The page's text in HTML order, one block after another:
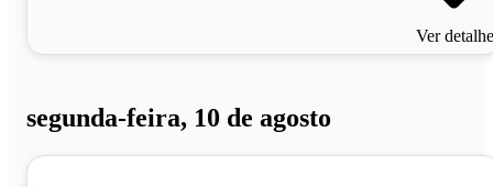
Ver
segunda-feira, 10 de agosto